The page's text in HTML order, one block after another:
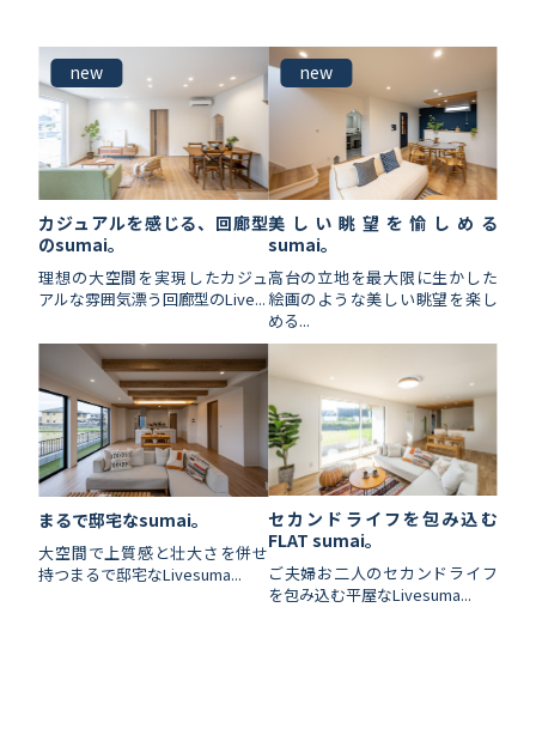
new
カジュアルを感じる、回廊型
のsumai。
理想の大空間を実現したカジュ
アルな雰囲気漂う回廊型のLive...
new
美しい眺望を愉しめる
sumai。
高台の立地を最大限に生かした
絵画のような美しい眺望を楽し
める...
まるで邸宅なsumai。
大空間で上質感と壮大さを併せ
持つまるで邸宅なLivesuma...
セカンドライフを包み込む
FLAT sumai。
ご夫婦お二人のセカンドライフ
を包み込む平屋なLivesuma...